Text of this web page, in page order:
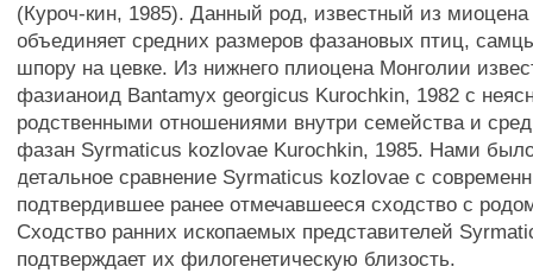
(Куроч-кин, 1985). Данный род, известный из
объединяет средних размеров фазановых птиц,
шпору на цевке. Из нижнего плиоцена Монголии
фазианоид Bantamyx georgicus Kurochkin, 1982 с
родственными отношениями внутри семейства и
фазан Syrmaticus kozlovae Kurochkin, 1985. Нами
детальное сравнение Syrmaticus kozlovae с
подтвердившее ранее отмечавшееся сходство с
Сходство ранних ископаемых представителей
подтверждает их филогенетическую близость.